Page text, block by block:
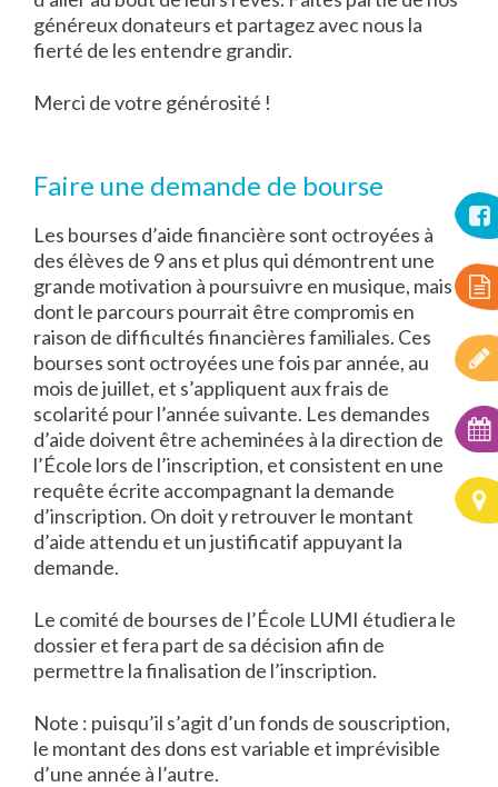
généreux donateurs et partagez avec nous la
fierté de les entendre grandir.
Merci de votre générosité !
Faire une demande de bourse
Les bourses d’aide financière sont octroyées à
des élèves de 9 ans et plus qui démontrent une
grande motivation à poursuivre en musique, mais
dont le parcours pourrait être compromis en
raison de difficultés financières familiales. Ces
bourses sont octroyées une fois par année, au
mois de juillet, et s’appliquent aux frais de
scolarité pour l’année suivante. Les demandes
d’aide doivent être acheminées à la direction de
l’École lors de l’inscription, et consistent en une
requête écrite accompagnant la demande
d’inscription. On doit y retrouver le montant
d’aide attendu et un justificatif appuyant la
demande.
Le comité de bourses de l’École LUMI étudiera le
dossier et fera part de sa décision afin de
permettre la finalisation de l’inscription.
Note : puisqu’il s’agit d’un fonds de souscription,
le montant des dons est variable et imprévisible
d’une année à l’autre.